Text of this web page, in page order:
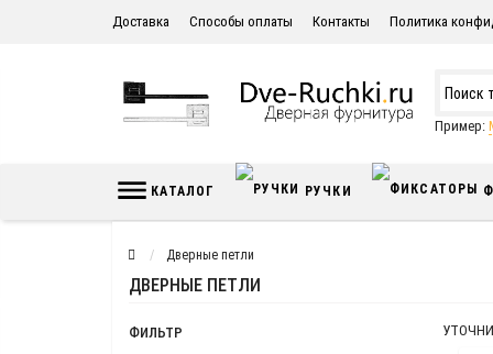
Доставка Способы оплаты Контакты Политика
Пример:
КАТАЛОГ РУЧКИ
Дверные петли
ДВЕРНЫЕ ПЕТЛИ
ФИЛЬТР